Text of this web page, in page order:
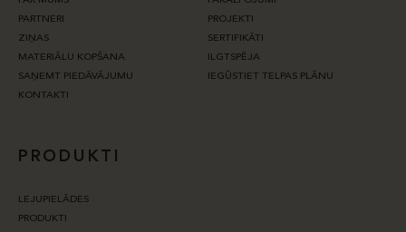
PARTNERI
PROJEKTI
ZIŅAS
SERTIFIKĀTI
MATERIĀLU KOPŠANA
ILGTSPĒJA
SAŅEMT PIEDĀVĀJUMU
IEGŪSTIET TELPAS PLĀNU
KONTAKTI
PRODUKTI
LEJUPIELĀDES
PRODUKTI